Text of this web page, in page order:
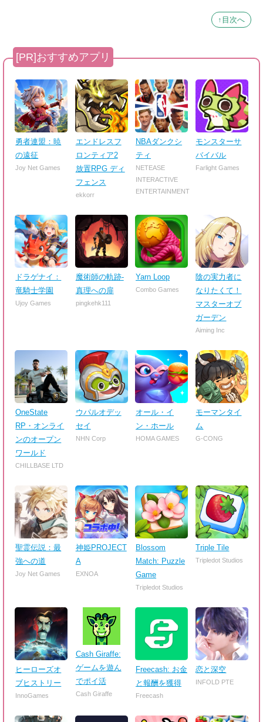
↑目次へ
勇者連盟：暁
の遠征
Joy Net Games
エンドレスフ
ロンティア2
放置RPG ディ
フェンス
ekkorr
NBAダンクシ
ティ
NETEASE
INTERACTIVE
ENTERTAINMENT
モンスターサ
バイバル
Farlight Games
ドラゲナイ：
竜騎士学園
Ujoy Games
魔術師の軌跡-
真理への扉
pingkehk111
Yarn Loop
Combo Games
陰の実力者に
なりたくて！
マスターオブ
ガーデン
Aiming Inc
OneState
RP・オンライ
ンのオープン
ワールド
CHILLBASE LTD
ウパルオデッ
セイ
NHN Corp
オール・イ
ン・ホール
HOMA GAMES
モーマンタイ
ム
G-CONG
聖霊伝説：最
強への道
Joy Net Games
神姫PROJECT
A
EXNOA
Blossom
Match: Puzzle
Game
Tripledot Studios
Triple Tile
Tripledot Studios
ヒーローズオ
ブヒストリー
InnoGames
Cash Giraffe:
ゲームを遊ん
でポイ活
Cash Giraffe
Freecash: お金
と報酬を獲得
Freecash
恋と深空
INFOLD PTE